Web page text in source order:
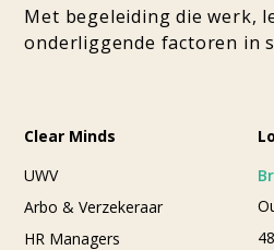
Met begeleiding die werk,
onderliggende factoren in
Clear Minds
UWV
Arbo & Verzekeraar
HR Managers